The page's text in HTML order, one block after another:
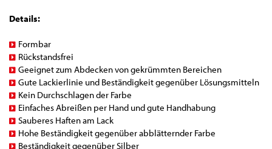
Details:
Formbar
Rückstandsfrei
Geeignet zum Abdecken von gekrümmten Bereichen
Gute Lackierlinie und Beständigkeit gegenüber Lösungsmitteln
Kein Durchschlagen der Farbe
Einfaches Abreißen per Hand und gute Handhabung
Sauberes Haften am Lack
Hohe Beständigkeit gegenüber abblätternder Farbe
Beständigkeit gegenüber Silber